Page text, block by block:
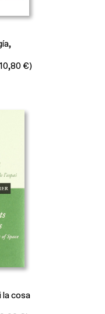
€)
la cosa